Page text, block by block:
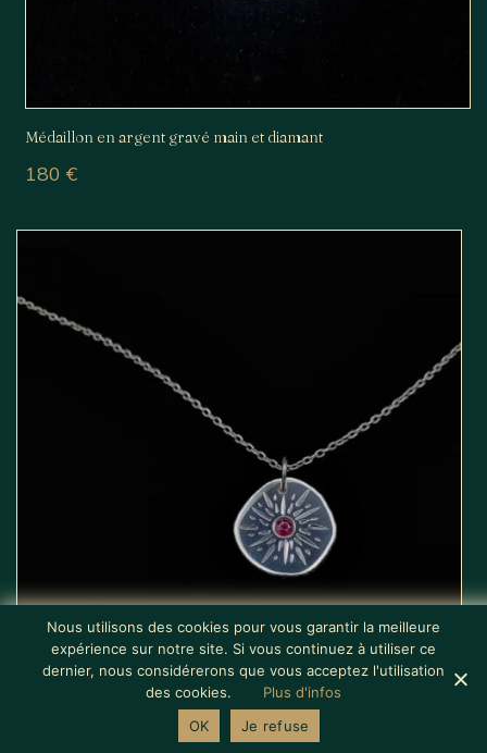
Médaillon en argent gravé main et diamant
180€
Médaillon en argent gravé main et rubis
Nous utilisons des cookies pour vous garantir la meilleure
expérience sur notre site. Si vous continuez à utiliser ce
dernier, nous considérerons que vous acceptez l'utilisation
des cookies.
Plus d'infos
OK
Je refuse